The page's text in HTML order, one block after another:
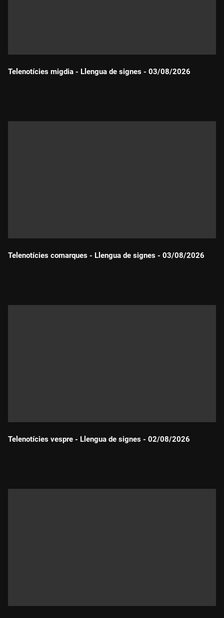
Telenotícies migdia - Llengua de signes - 03/08/2026
Telenotícies comarques - Llengua de signes - 03/08/2026
Telenotícies vespre - Llengua de signes - 02/08/2026